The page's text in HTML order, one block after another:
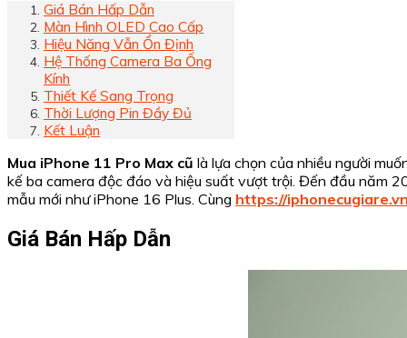
Giá Bán Hấp Dẫn
Màn Hình OLED Cao Cấp
Hiệu Năng Vẫn Ổn Định
Hệ Thống Camera Ba Ống
Kính
Thiết Kế Sang Trọng
Thời Lượng Pin Đầy Đủ
Kết Luận
Mua iPhone 11 Pro Max cũ là lựa chọn của nhiều người
kế ba camera độc đáo và hiệu suất vượt trội. Đến đầu năm
mẫu mới như iPhone 16 Plus. Cùng https://
Giá Bán Hấp Dẫn